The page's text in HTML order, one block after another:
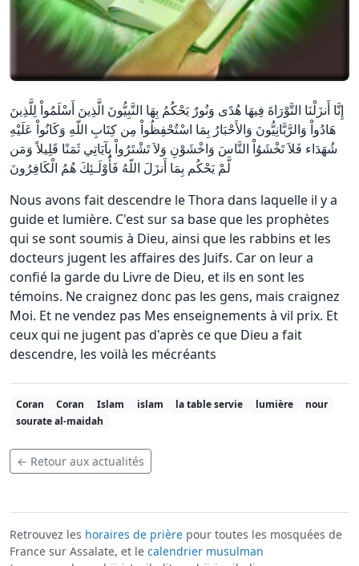
إِنَّا أَنزَلْنَا التَّوْرَاةَ فِيهَا هُدًى وَنُورٌ يَحْكُمُ بِهَا النَّبِيُّونَ الَّذِينَ أَسْلَمُواْ لِلَّذِينَ
هَادُواْ وَالرَّبَّانِيُّونَ وَالأَحْبَارُ بِمَا اسْتُحْفِظُواْ مِن كِتَابِ اللّهِ وَكَانُواْ عَلَيْهِ
شُهَدَاء فَلاَ تَخْشَوُاْ النَّاسَ وَاخْشَوْنِ وَلاَ تَشْتَرُواْ بِآيَاتِي ثَمَنًا قَلِيلاً وَمَن
لَّمْ يَحْكُم بِمَا أَنزَلَ اللّهُ فَأُوْلَـئِكَ هُمُ الْكَافِرُونَ
Nous avons fait descendre le Thora dans laquelle il y a
guide et lumière. C'est sur sa base que les prophètes
qui se sont soumis à Dieu, ainsi que les rabbins et les
docteurs jugent les affaires des Juifs. Car on leur a
confié la garde du Livre de Dieu, et ils en sont les
témoins. Ne craignez donc pas les gens, mais craignez
Moi. Et ne vendez pas Mes enseignements à vil prix. Et
ceux qui ne jugent pas d'après ce que Dieu a fait
descendre, les voilà les mécréants
Coran Coran Islam islam la table servie lumière
nour
sourate al-maidah
← Retour aux actualités
Retrouvez les horaires de prière pour toutes les mosquées de
France sur Assalate, et le calendrier musulman